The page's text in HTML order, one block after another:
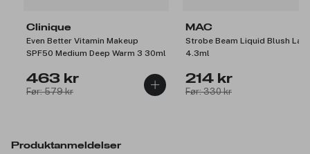
Clinique
Even Better Vitamin Makeup
SPF50 Medium Deep Warm 3 30ml
463 kr
Før: 579 kr
MAC
Strobe Beam Liquid Blush
4.3ml
214 kr
Før: 330 kr
Produktanmeldelser